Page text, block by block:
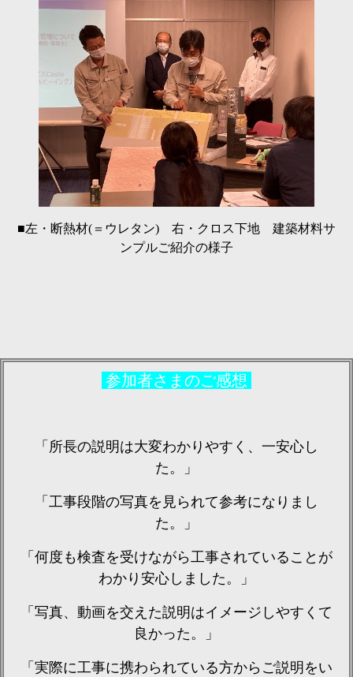
■左・断熱材(＝ウレタン) 右・クロス下地 建築材料サ
ンプルご紹介の様子
参加者さまのご感想
「所長の説明は大変わかりやすく、一安心し
た。」
「工事段階の写真を見られて参考になりまし
た。」
「何度も検査を受けながら工事されていることが
わかり安心しました。」
「写真、動画を交えた説明はイメージしやすくて
良かった。」
「実際に工事に携わられている方からご説明をい